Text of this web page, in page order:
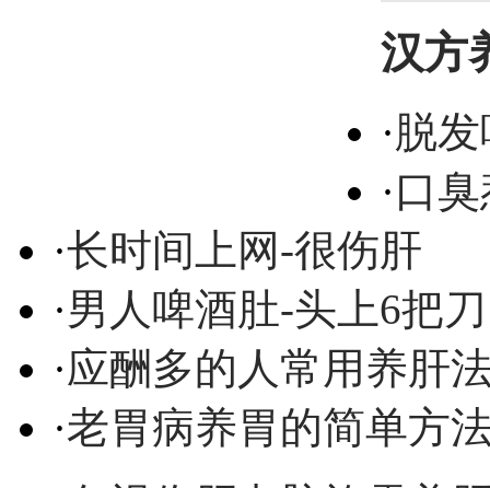
汉方
·脱
·口
·长时间上网-很伤肝
·男人啤酒肚-头上6把刀
·应酬多的人常用养肝
·老胃病养胃的简单方